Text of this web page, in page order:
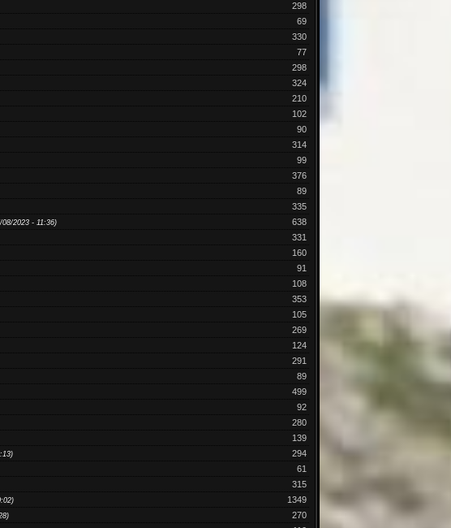
298
69
330
77
298
324
210
102
90
314
99
376
89
335
638
08/2023 - 11:36)
331
160
91
108
353
105
269
124
291
89
499
92
280
139
294
61
315
1349
270